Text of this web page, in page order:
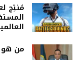
مُنتِج
من هو